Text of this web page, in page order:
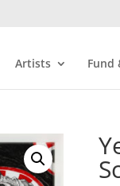
Artists Fund